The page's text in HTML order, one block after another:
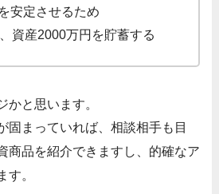
安定させるため
資産2000万円を貯蓄する
かと思います。
固まっていれば、相談相手も目
商品を紹介できますし、的確なア
す。